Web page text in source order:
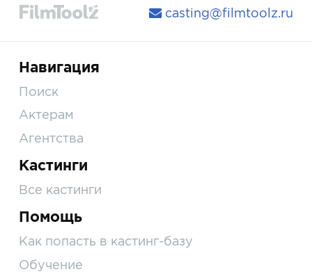
casting@filmtoolz.ru
Навигация
Поиск
Актерам
Агентства
Кастинги
Все кастинги
Помощь
Как попасть в кастинг-базу
Обучение